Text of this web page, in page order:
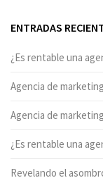
ENTRADAS
¿Es rentable una
Agencia de
Agencia de
¿Es rentable una
Revelando el